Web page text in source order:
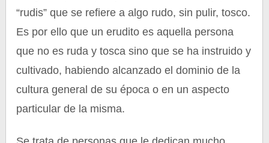
“rudis” que se refiere a algo rudo, sin pulir, tosco.
Es por ello que un erudito es aquella persona
que no es ruda y tosca sino que se ha instruido y
cultivado, habiendo alcanzado el dominio de la
cultura general de su época o en un aspecto
particular de la misma.